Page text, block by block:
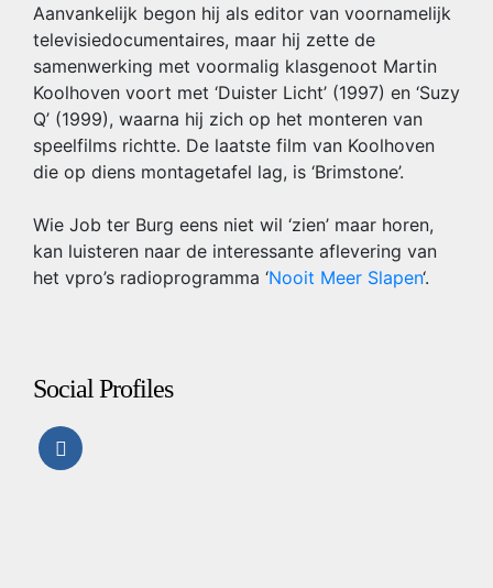
Aanvankelijk begon hij als editor van voornamelijk
televisiedocumentaires, maar hij zette de
samenwerking met voormalig klasgenoot Martin
Koolhoven voort met ‘Duister Licht’ (1997) en ‘Suzy
Q’ (1999), waarna hij zich op het monteren van
speelfilms richtte. De laatste film van Koolhoven
die op diens montagetafel lag, is ‘Brimstone’.
Wie Job ter Burg eens niet wil ‘zien’ maar horen,
kan luisteren naar de interessante aflevering van
het vpro’s radioprogramma ‘Nooit Meer Slapen‘.
Social Profiles